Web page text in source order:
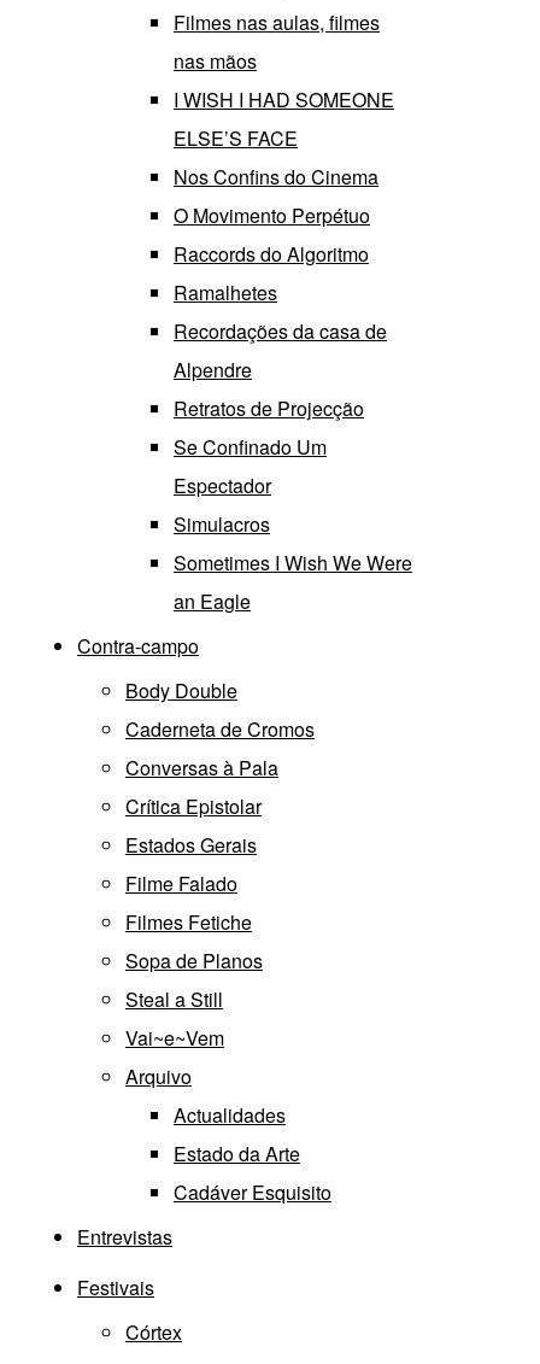
Filmes nas aulas, filmes
nas mãos
I WISH I HAD SOMEONE
ELSE’S FACE
Nos Confins do Cinema
O Movimento Perpétuo
Raccords do Algoritmo
Ramalhetes
Recordações da casa de
Alpendre
Retratos de Projecção
Se Confinado Um
Espectador
Simulacros
Sometimes I Wish We Were
an Eagle
Contra-campo
Body Double
Caderneta de Cromos
Conversas à Pala
Crítica Epistolar
Estados Gerais
Filme Falado
Filmes Fetiche
Sopa de Planos
Steal a Still
Vai~e~Vem
Arquivo
Actualidades
Estado da Arte
Cadáver Esquisito
Entrevistas
Festivais
Córtex